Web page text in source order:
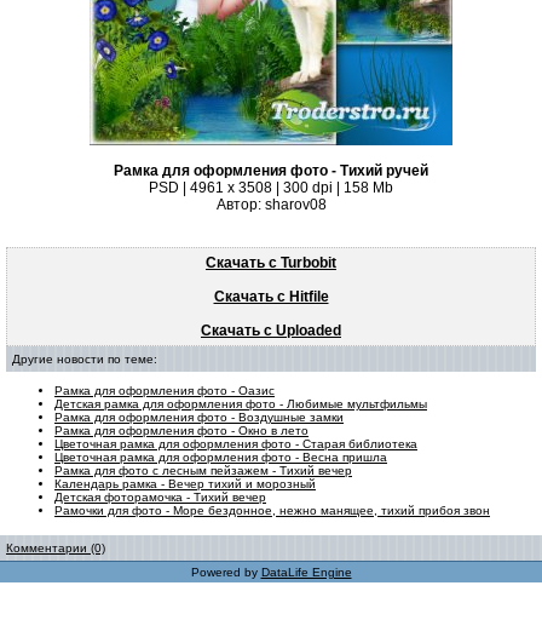
Рамка для оформления фото - Тихий ручей
PSD | 4961 х 3508 | 300 dpi | 158 Mb
Автор: sharov08
Скачать с Turbobit
Скачать с Hitfile
Скачать с Uploaded
Другие новости по теме:
Рамка для оформления фото - Оазис
Детская рамка для оформления фото - Любимые мультфильмы
Рамка для оформления фото - Воздушные замки
Рамка для оформления фото - Окно в лето
Цветочная рамка для оформления фото - Старая библиотека
Цветочная рамка для оформления фото - Весна пришла
Рамка для фото с лесным пейзажем - Тихий вечер
Календарь рамка - Вечер тихий и морозный
Детская фоторамочка - Тихий вечер
Рамочки для фото - Море бездонное, нежно манящее, тихий прибоя звон
Комментарии (0)
Powered by DataLife Engine